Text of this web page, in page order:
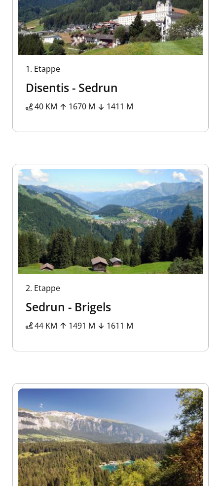
1. Etappe
Disentis - Sedrun
40 KM 1670 M 1411 M
2. Etappe
Sedrun - Brigels
44 KM 1491 M 1611 M